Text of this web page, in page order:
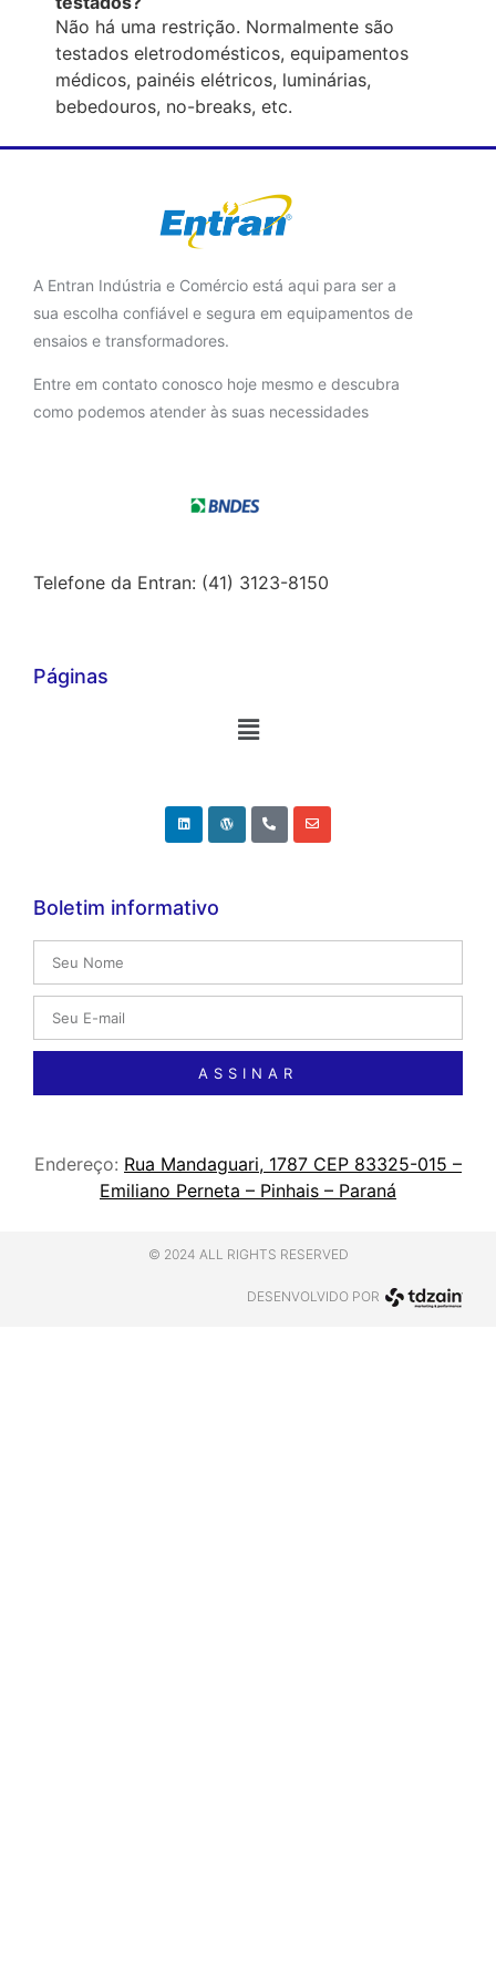
Não há uma restrição. Normalmente são
testados eletrodomésticos, equipamentos
médicos, painéis elétricos, luminárias,
bebedouros, no-breaks, etc.
A Entran Indústria e Comércio está aqui para ser a
sua escolha confiável e segura em equipamentos de
ensaios e transformadores.
Entre em contato conosco hoje mesmo e descubra
como podemos atender às suas necessidades
Telefone da Entran: (41) 3123-8150
Páginas
Boletim informativo
ASSINAR
Endereço: Rua Mandaguari, 1787 CEP 83325-015 –
Emiliano Perneta – Pinhais – Paraná
© 2024 ALL RIGHTS RESERVED
DESENVOLVIDO POR